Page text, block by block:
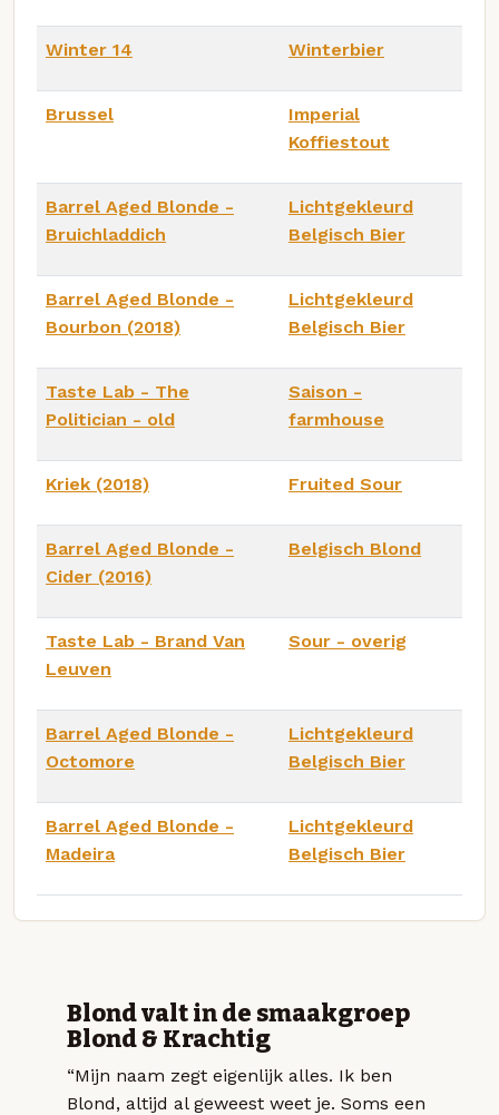
Winter 14 Winterbier
Brussel
Imperial
Koffiestout
Barrel Aged Blonde -
Bruichladdich
Lichtgekleurd
Belgisch Bier
Barrel Aged Blonde -
Bourbon (2018)
Lichtgekleurd
Belgisch Bier
Taste Lab - The
Politician - old
Saison -
farmhouse
Kriek (2018) Fruited Sour
Barrel Aged Blonde -
Cider (2016)
Belgisch Blond
Taste Lab - Brand Van
Leuven
Sour - overig
Barrel Aged Blonde -
Octomore
Lichtgekleurd
Belgisch Bier
Barrel Aged Blonde -
Madeira
Lichtgekleurd
Belgisch Bier
Blond valt in de smaakgroep
Blond & Krachtig
“Mijn naam zegt eigenlijk alles. Ik ben
Blond, altijd al geweest weet je. Soms een